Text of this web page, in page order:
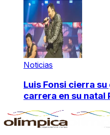
Noticias
Luis Fonsi cierra
carrera en su natal